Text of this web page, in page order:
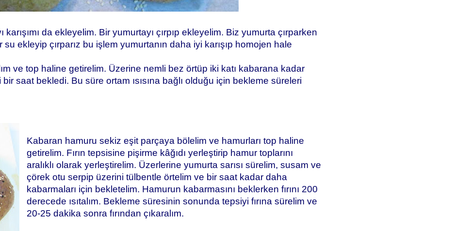
da ekleyelim. Bir yumurtayı çırpıp ekleyelim. Biz yumurta çırparken
su ekleyip çırparız bu işlem yumurtanın daha iyi karışıp homojen hale
ve top haline getirelim. Üzerine nemli bez örtüp iki katı kabarana kadar
saat bekledi. Bu süre ortam ısısına bağlı olduğu için bekleme süreleri
Kabaran hamuru sekiz eşit parçaya bölelim ve hamurları top haline
getirelim. Fırın tepsisine pişirme kâğıdı yerleştirip hamur toplarını
aralıklı olarak yerleştirelim. Üzerlerine yumurta sarısı sürelim, susam ve
çörek otu serpip üzerini tülbentle örtelim ve bir saat kadar daha
kabarmaları için bekletelim. Hamurun kabarmasını beklerken fırını 200
derecede ısıtalım. Bekleme süresinin sonunda tepsiyi fırına sürelim ve
20-25 dakika sonra fırından çıkaralım.